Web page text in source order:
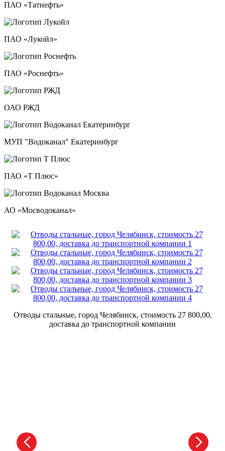
ПАО «Татнефть»
ПАО «Лукойл»
ПАО «Роснефть»
ОАО РЖД
МУП "Водоканал" Екатеринбург
ПАО «Т Плюс»
АО «Мосводоканал»
Отводы стальные, город Челябинск, стоимость 27 800,00,
доставка до транспортной компании